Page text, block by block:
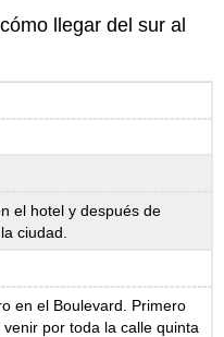
llegar del sur al
el hotel y después de
ciudad.
en el Boulevard. Primero
por toda la calle quinta